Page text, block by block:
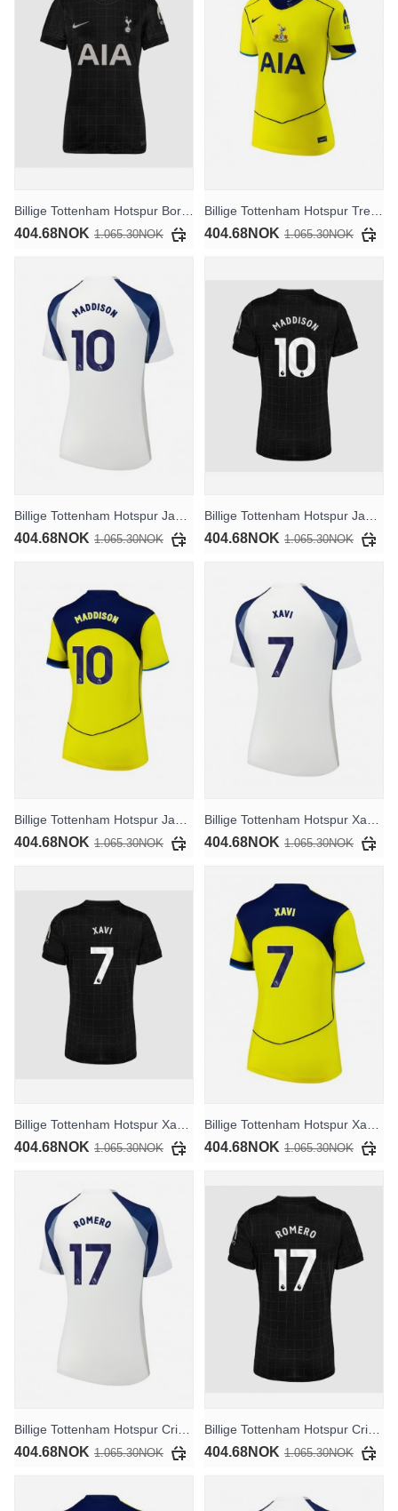
404.68NOK 1.065.30NOK 404.68NOK 1.065.30NOK
404.68NOK 1.065.30NOK 404.68NOK 1.065.30NOK
Billige Tottenham Hotspur James Maddison #10 Tredjedrakt Dame 2025-26 Kortermet
404.68NOK 1.065.30NOK
Billige Tottenham Hotspur Xavi Simons #7 Hjemmedrakt Dame 2025-26 Kortermet
404.68NOK 1.065.30NOK
Billige Tottenham Hotspur Xavi Simons #7 Bortedrakt Dame 2025-26 Kortermet
404.68NOK 1.065.30NOK
Billige Tottenham Hotspur Xavi Simons #7 Tredjedrakt Dame 2025-26 Kortermet
404.68NOK 1.065.30NOK
Billige Tottenham Hotspur Cristian Romero #17 Hjemmedrakt Dame 2025-26 Kortermet
404.68NOK 1.065.30NOK
Billige Tottenham Hotspur Cristian Romero #17 Bortedrakt Dame 2025-26 Kortermet
404.68NOK 1.065.30NOK